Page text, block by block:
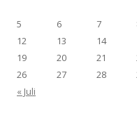
5
6 7
12
13 14
19
20 21
26
27 28
« Juli